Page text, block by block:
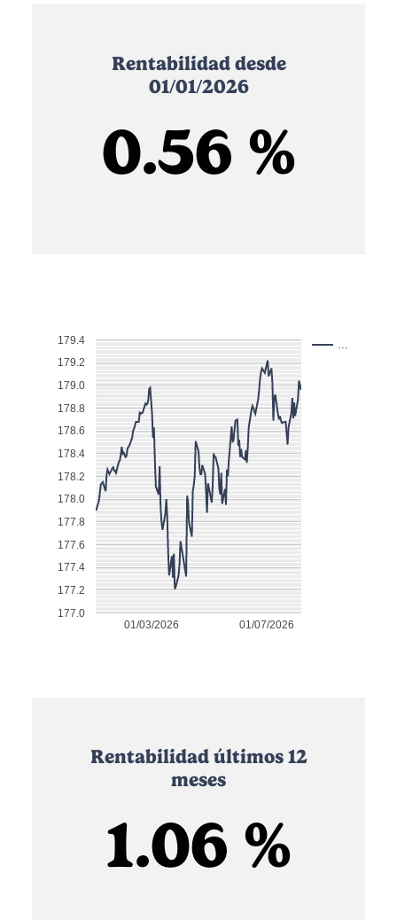
Rentabilidad desde
01/01/2026
0.56 %
…
01/03/2026 01/07/2026
177.0
177.2
177.4
177.6
177.8
178.0
178.2
178.4
178.6
178.8
179.0
179.2
179.4
Rentabilidad últimos 12
meses
1.06 %